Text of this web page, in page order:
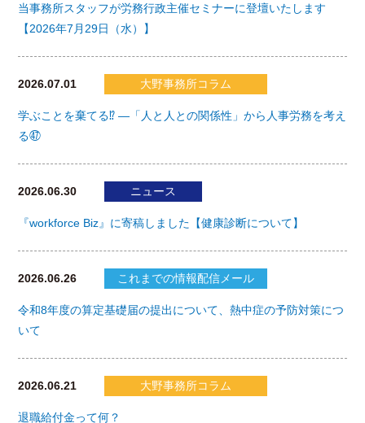
当事務所スタッフが労務行政主催セミナーに登壇いたします
【2026年7月29日（水）】
2026.07.01 大野事務所コラム
学ぶことを棄てる⁉ ―「人と人との関係性」から人事労務を考え
る㊼
2026.06.30 ニュース
『workforce Biz』に寄稿しました【健康診断について】
2026.06.26 これまでの情報配信メール
令和8年度の算定基礎届の提出について、熱中症の予防対策につ
いて
2026.06.21 大野事務所コラム
退職給付金って何？